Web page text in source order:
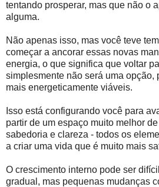
tentando prosperar, mas que não o
alguma.
Não apenas isso, mas você teve
começar a ancorar essas novas
energia, o que significa que voltar
simplesmente não será uma opção,
mais energeticamente viáveis.
Isso está configurando você para
partir de um espaço muito melhor
sabedoria e clareza - todos os
a criar uma vida que é muito mais
O crescimento interno pode ser
gradual, mas pequenas mudanças